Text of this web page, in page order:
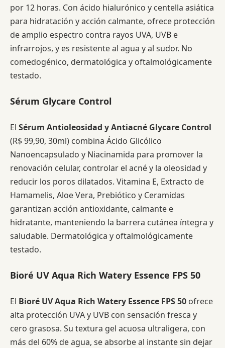
por 12 horas. Con ácido hialurónico y centella asiática
para hidratación y acción calmante, ofrece protección
de amplio espectro contra rayos UVA, UVB e
infrarrojos, y es resistente al agua y al sudor. No
comedogénico, dermatológica y oftalmológicamente
testado.
Sérum Glycare Control
El Sérum Antioleosidad y Antiacné Glycare Control
(R$ 99,90, 30ml) combina Ácido Glicólico
Nanoencapsulado y Niacinamida para promover la
renovación celular, controlar el acné y la oleosidad y
reducir los poros dilatados. Vitamina E, Extracto de
Hamamelis, Aloe Vera, Prebiótico y Ceramidas
garantizan acción antioxidante, calmante e
hidratante, manteniendo la barrera cutánea íntegra y
saludable. Dermatológica y oftalmológicamente
testado.
Bioré UV Aqua Rich Watery Essence FPS 50
El Bioré UV Aqua Rich Watery Essence FPS 50 ofrece
alta protección UVA y UVB con sensación fresca y
cero grasosa. Su textura gel acuosa ultraligera, con
más del 60% de agua, se absorbe al instante sin dejar